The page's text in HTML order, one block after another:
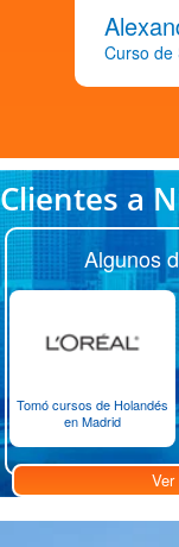
Curso de
Clientes a
Algunos
Tomó cursos de Holandés
en Madrid